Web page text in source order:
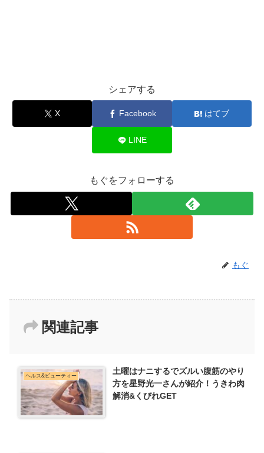
シェアする
X Facebook はてブ
LINE
もぐをフォローする
もぐ
関連記事
ヘルス&ビューティー
土曜はナニするでズルい腹筋のやり
方を星野光一さんが紹介！うきわ肉
解消&くびれGET